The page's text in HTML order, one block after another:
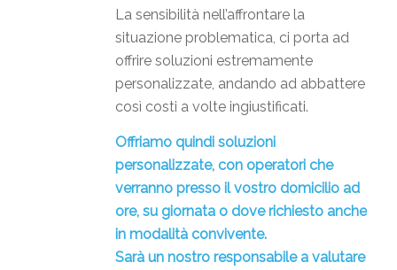
La sensibilità nell’affrontare la
situazione problematica, ci porta ad
offrire soluzioni estremamente
personalizzate, andando ad abbattere
così costi a volte ingiustificati.
Offriamo quindi soluzioni
personalizzate, con operatori che
verranno presso il vostro domicilio ad
ore, su giornata o dove richiesto anche
in modalità convivente.
Sarà un nostro responsabile a valutare